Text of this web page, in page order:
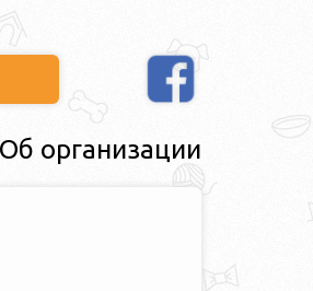
Об организации